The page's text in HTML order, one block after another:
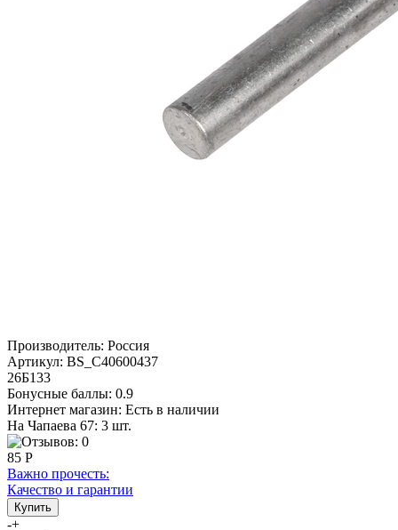
Производитель: Россия
Артикул: BS_C40600437
26Б133
Бонусные баллы: 0.9
Интернет магазин: Есть в наличии
На Чапаева 67: 3 шт.
85 Р
Важно прочесть:
Качество и гарантии
-+